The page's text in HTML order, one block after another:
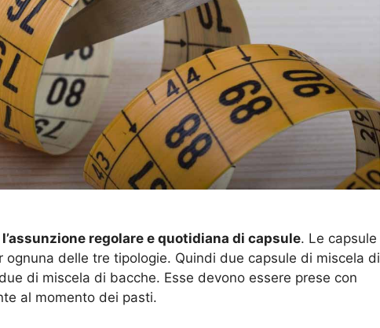
l’assunzione regolare e quotidiana di capsule. Le capsule
ognuna delle tre tipologie. Quindi due capsule di miscela di
di miscela di bacche. Esse devono essere prese con
al momento dei pasti.